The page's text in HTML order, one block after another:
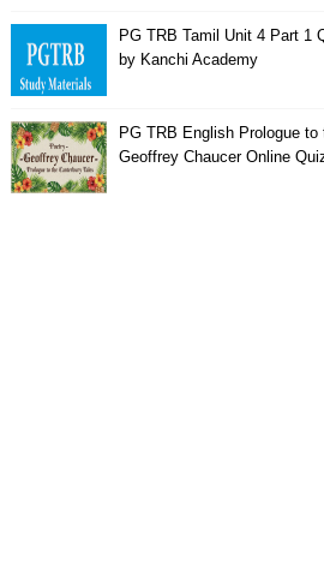
PG TRB Tamil Unit 4 Part 1
by Kanchi Academy
PG TRB English Prologue
Geoffrey Chaucer Online